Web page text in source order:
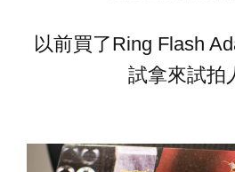
以前買了Ring Flash
試拿來試拍